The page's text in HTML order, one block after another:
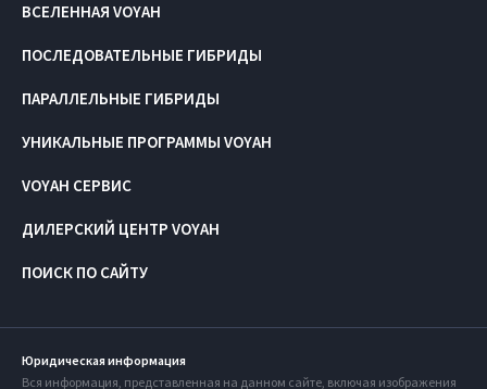
ПОИСК ПО САЙТУ
ВСЕЛЕННАЯ VOYAH
ПОСЛЕДОВАТЕЛЬНЫЕ ГИБРИДЫ
ПАРАЛЛЕЛЬНЫЕ ГИБРИДЫ
УНИКАЛЬНЫЕ ПРОГРАММЫ VOYAH
VOYAH СЕРВИС
ДИЛЕРСКИЙ ЦЕНТР VOYAH
Юридическая информация
Вся информация, представленная на данном сайте, включая изображения